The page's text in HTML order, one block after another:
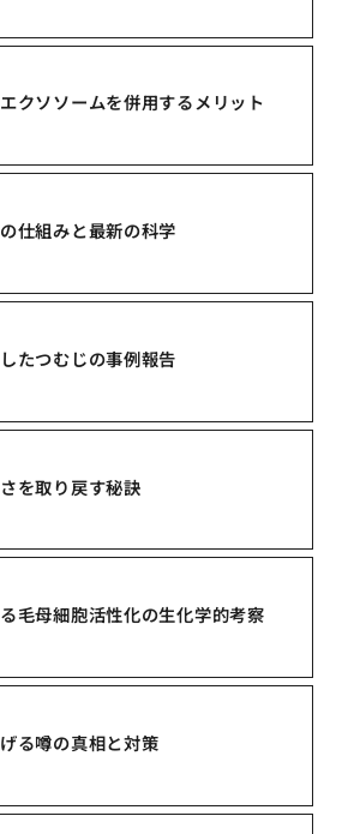
クソソームを併用するメリット
仕組みと最新の科学
たつむじの事例報告
を取り戻す秘訣
毛母細胞活性化の生化学的考察
る噂の真相と対策